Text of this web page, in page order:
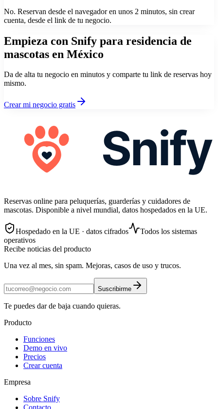
No. Reservan desde el navegador en unos 2 minutos, sin crear
cuenta, desde el link de tu negocio.
Empieza con Snify para residencia de
mascotas en México
Da de alta tu negocio en minutos y comparte tu link de reservas hoy
mismo.
Crear mi negocio gratis
Reservas online para peluquerías, guarderías y cuidadores de
mascotas. Disponible a nivel mundial, datos hospedados en la UE.
Hospedado en la UE · datos cifrados
Todos los sistemas
operativos
Recibe noticias del producto
Una vez al mes, sin spam. Mejoras, casos de uso y trucos.
Suscribirme
Te puedes dar de baja cuando quieras.
Producto
Funciones
Demo en vivo
Precios
Crear cuenta
Empresa
Sobre Snify